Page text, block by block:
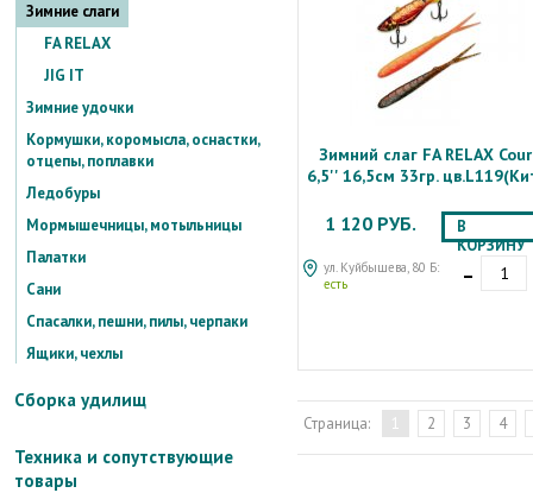
Зимние слаги
FA RELAX
JIG IT
Зимние удочки
Кормушки, коромысла, оснастки,
отцепы, поплавки
Ледобуры
Мормышечницы, мотыльницы
Палатки
Сани
Спасалки, пешни, пилы, черпаки
Ящики, чехлы
Сборка удилищ
Техника и сопутствующие
товары
Зимний слаг FA RELAX
6,5'' 16,5см 33гр.
1 120 РУБ.
ул. Куйбышева, 80 Б:
есть
В
КОРЗИНУ
-
Страница: 1 2 3 4